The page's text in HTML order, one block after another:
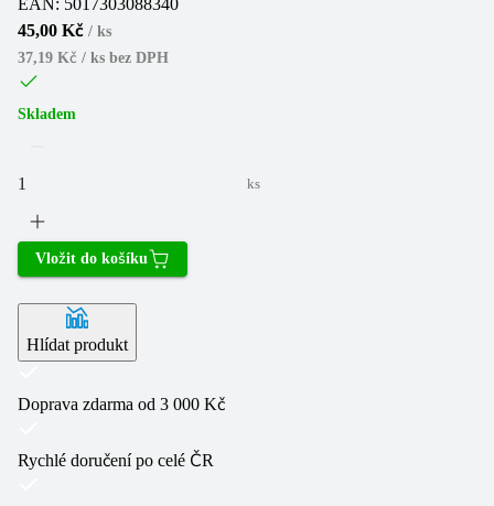
EAN: 5017303088340
45,00 Kč / ks
37,19 Kč / ks bez DPH
Skladem
ks
Vložit do košíku
Hlídat produkt
Doprava zdarma od 3 000 Kč
Rychlé doručení po celé ČR